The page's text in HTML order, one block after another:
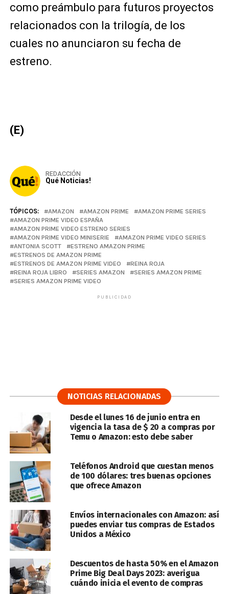
como preámbulo para futuros proyectos
relacionados con la trilogía, de los
cuales no anunciaron su fecha de
estreno.
(E)
REDACCIÓN
Qué Noticias!
TÓPICOS: AMAZON AMAZON PRIME
AMAZON PRIME SERIES
AMAZON PRIME VIDEO ESPAÑA
AMAZON PRIME VIDEO ESTRENO SERIES
AMAZON PRIME VIDEO MINISERIE
AMAZON PRIME VIDEO SERIES
ANTONIA SCOTT
ESTRENO AMAZON PRIME
ESTRENOS DE AMAZON PRIME
ESTRENOS DE AMAZON PRIME VIDEO
REINA ROJA
REINA ROJA LIBRO
SERIES AMAZON
SERIES AMAZON PRIME
SERIES AMAZON PRIME VIDEO
PUBLICIDAD
NOTICIAS RELACIONADAS
Desde el lunes 16 de junio entra en
vigencia la tasa de $ 20 a compras por
Temu o Amazon: esto debe saber
Teléfonos Android que cuestan menos
de 100 dólares: tres buenas opciones
que ofrece Amazon
Envíos internacionales con Amazon: así
puedes enviar tus compras de Estados
Unidos a México
Descuentos de hasta 50% en el Amazon
Prime Big Deal Days 2023: averigua
cuándo inicia el evento de compras